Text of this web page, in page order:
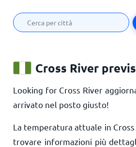
Cross River
Looking for Cross River
arrivato nel posto giusto!
La temperatura attuale in Cross
trovare informazioni più